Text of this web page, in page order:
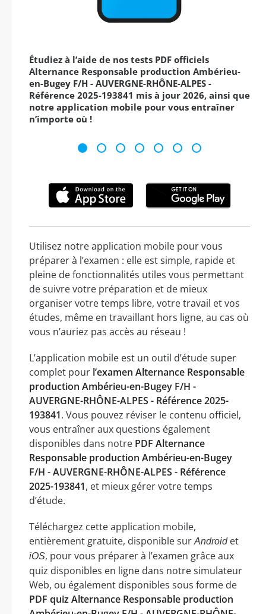
Étudiez à l’aide de nos tests PDF officiels
Alternance Responsable production Ambérieu-
en-Bugey F/H - AUVERGNE-RHÔNE-ALPES -
Référence 2025-193841 mis à jour 2026, ainsi que
notre application mobile pour vous entraîner
n’importe où !
Utilisez notre application mobile pour vous
préparer à l’examen : elle est simple, rapide et
pleine de fonctionnalités utiles vous permettant
de suivre votre préparation et de mieux
organiser votre temps libre, votre travail et vos
études, même en travaillant hors ligne, au cas où
vous n’auriez pas accès au réseau !
L’application mobile est un outil d’étude super
complet pour l’examen Alternance Responsable
production Ambérieu-en-Bugey F/H -
AUVERGNE-RHÔNE-ALPES - Référence 2025-
193841. Vous pouvez réviser le contenu officiel,
vous entraîner aux questions également
disponibles dans notre PDF Alternance
Responsable production Ambérieu-en-Bugey
F/H - AUVERGNE-RHÔNE-ALPES - Référence
2025-193841, et mieux gérer votre temps
d’étude.
Téléchargez cette application mobile,
entièrement gratuite, disponible surAndroidet
iOS, pour vous préparer à l’examen grâce aux
quiz disponibles en ligne dans notre simulateur
Web, ou également disponibles sous forme de
PDF quiz Alternance Responsable production